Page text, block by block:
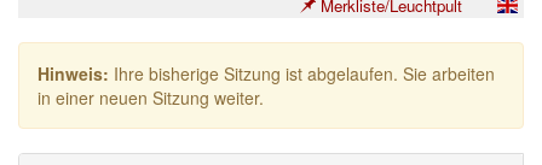
Merkliste/Leuchtpult
Hinweis: Ihre bisherige Sitzung ist abgelaufen. Sie arbeiten
in einer neuen Sitzung weiter.